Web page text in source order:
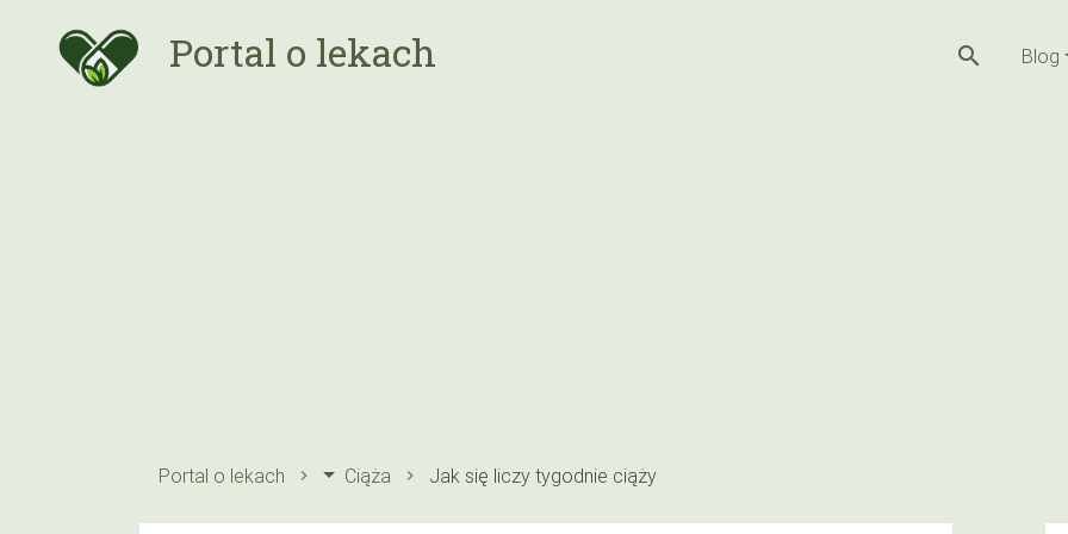
Portal o lekach search Blog
Portal o lekach Ciąża Jak się liczy tygodnie ciąży